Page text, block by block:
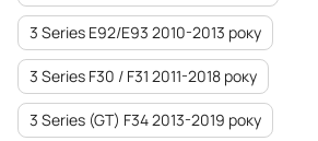
3 Series E92/E93 2010-2013 року
3 Series F30 / F31 2011-2018 року
3 Series (GT) F34 2013-2019 року